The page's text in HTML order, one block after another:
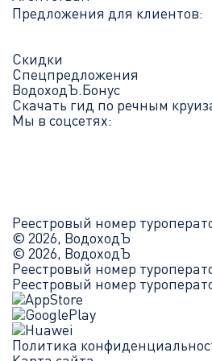
Предложения для клиентов:
Скидки
Спецпредложения
ВодоходЪ.Бонус
Скачать гид по речным
Мы в соцсетях:
Реестровый номер
© 2026, ВодоходЪ
© 2026, ВодоходЪ
Реестровый номер
Реестровый номер
Политика